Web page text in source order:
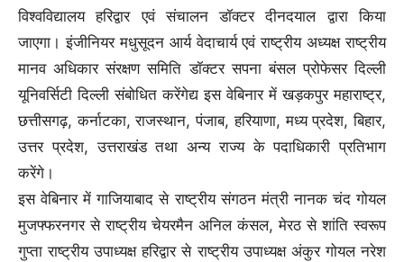
विश्वविद्यालय हरिद्वार एवं संचालन डॉक्टर दीनदयाल द्वारा किया
जाएगा। इंजीनियर मधुसूदन आर्य वेदाचार्य एवं राष्ट्रीय अध्यक्ष राष्ट्रीय
मानव अधिकार संरक्षण समिति डॉक्टर सपना बंसल प्रोफेसर दिल्ली
यूनिवर्सिटी दिल्ली संबोधित करेंगेद्य इस वेबिनार में खड़कपुर महाराष्ट्र,
छत्तीसगढ़, कर्नाटका, राजस्थान, पंजाब, हरियाणा, मध्य प्रदेश, बिहार,
उत्तर प्रदेश, उत्तराखंड तथा अन्य राज्य के पदाधिकारी प्रतिभाग
करेंगे।
इस वेबिनार में गाजियाबाद से राष्ट्रीय संगठन मंत्री नानक चंद गोयल
मुजफ्फरनगर से राष्ट्रीय चेयरमैन अनिल कंसल, मेरठ से शांति स्वरूप
गुप्ता राष्ट्रीय उपाध्यक्ष हरिद्वार से राष्ट्रीय उपाध्यक्ष अंकुर गोयल नरेश